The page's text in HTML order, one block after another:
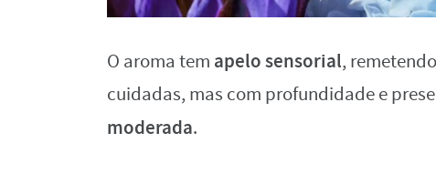
O aroma tem apelo sensorial,
cuidadas, mas com profundidade e
moderada.